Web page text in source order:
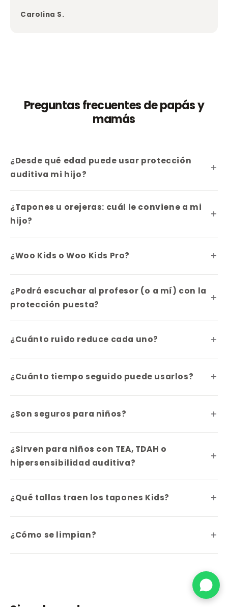
Carolina S.
Preguntas frecuentes de papás y
mamás
¿Desde qué edad puede usar protección
auditiva mi hijo?
¿Tapones u orejeras: cuál le conviene a mi
hijo?
¿Woo Kids o Woo Kids Pro?
¿Podrá escuchar al profesor (o a mí) con la
protección puesta?
¿Cuánto ruido reduce cada uno?
¿Cuánto tiempo seguido puede usarlos?
¿Son seguros para niños?
¿Sirven para niños con TEA, TDAH o
hipersensibilidad auditiva?
¿Qué tallas traen los tapones Kids?
¿Cómo se limpian?
Alguien en Puerto Montt compró
Woo Connect